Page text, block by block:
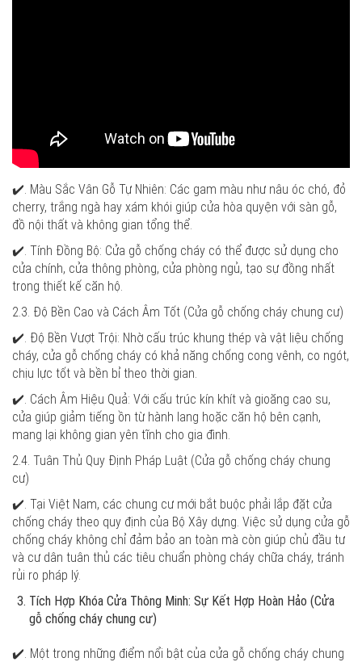
✔️. Màu Sắc Vân Gỗ Tự Nhiên: Các gam màu như nâu óc chó, đỏ
cherry, trắng ngà hay xám khói giúp cửa hòa quyện với sàn gỗ,
đồ nội thất và không gian tổng thể.
✔️. Tính Đồng Bộ: Cửa gỗ chống cháy có thể được sử dụng cho
cửa chính, cửa thông phòng, cửa phòng ngủ, tạo sự đồng nhất
trong thiết kế căn hộ.
2.3. Độ Bền Cao và Cách Âm Tốt (Cửa gỗ chống cháy chung cư)
✔️. Độ Bền Vượt Trội: Nhờ cấu trúc khung thép và vật liệu chống
cháy, cửa gỗ chống cháy có khả năng chống cong vênh, co ngót,
chịu lực tốt và bền bỉ theo thời gian.
✔️. Cách Âm Hiệu Quả: Với cấu trúc kín khít và gioăng cao su,
cửa giúp giảm tiếng ồn từ hành lang hoặc căn hộ bên cạnh,
mang lại không gian yên tĩnh cho gia đình.
2.4. Tuân Thủ Quy Định Pháp Luật (Cửa gỗ chống cháy chung
cư)
✔️. Tại Việt Nam, các chung cư mới bắt buộc phải lắp đặt cửa
chống cháy theo quy định của Bộ Xây dựng. Việc sử dụng cửa gỗ
chống cháy không chỉ đảm bảo an toàn mà còn giúp chủ đầu tư
và cư dân tuân thủ các tiêu chuẩn phòng cháy chữa cháy, tránh
rủi ro pháp lý.
Tích Hợp Khóa Cửa Thông Minh: Sự Kết Hợp Hoàn Hảo (Cửa
gỗ chống cháy chung cư)
✔️. Một trong những điểm nổi bật của cửa gỗ chống cháy chung